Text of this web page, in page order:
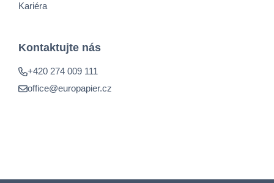
Kariéra
Kontaktujte nás
+420 274 009 111
office@europapier.cz